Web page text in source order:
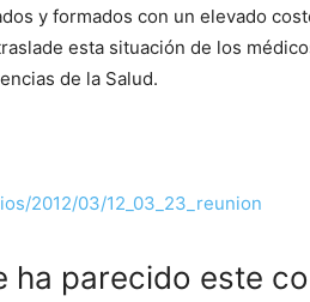
y formados con un elevado
esta situación de los
de la Salud.
2012/03/12_03_23_reunion
ha parecido este